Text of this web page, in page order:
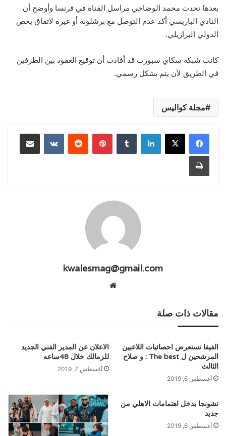
بعدها تحدث محمد الوضاحي مراسل القناة في فرنسا وأوضح أن
النادي الباريسي أكد عدم التوصل مع برشلونة أو غيره لاتفاق يخص
الدولي البرازيلي.
كانت شبكة سكاي سبورت قد أفادت أن توقيع العقود بين الطرفين
في الطريق لأن يتم بشكل رسمي.
مجلة كواليس
لينكدإن بينتيريست مشاركة عبر البريد
طباعة
kwalesmag@gmail.com
مقالات ذات صلة
الفيفا تستعرض احصائيات اللاعبين
المرشحين ل The best : و صلاح
الثالث
أغسطس 6, 2019
الاعلان عن المدير الفني الجديد
للزمالك خلال 48ساعه
أغسطس 7, 2019
تشونجا يدخل اهتمامات الاهلي من
جديد
أغسطس 6, 2019